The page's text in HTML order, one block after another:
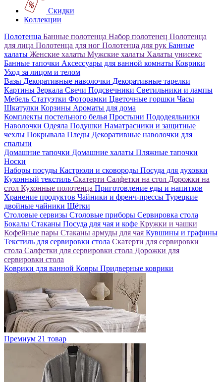
Скидки
Коллекции
Полотенца Банные полотенца Набор полотенец Полотенца
для лица Полотенца для ног Полотенца для рук Банные
халаты Женские халаты Мужские халаты Халаты унисекс
Банные тапочки Аксессуары для ванной комнаты Коврики
Уход за лицом и телом
Вазы Декоративные наволочки Декоративные тарелки
Картины Зеркала Свечи Подсвечники Светильники и лампы
Мебель Статуэтки Фоторамки Цветочные горшки Часы
Шкатулки Корзины Ароматы для дома
Комплекты постельного белья Простыни Пододеяльники
Наволочки Одеяла Подушки Наматрасники и защитные
чехлы Покрывала Пледы Декоративные наволочки для
спальни
Домашние тапочки Домашние халаты Пляжные тапочки
Носки
Наборы посуды Кастрюли и сковороды Посуда для духовки
Кухонный текстиль Скатерти Салфетки на стол Дорожки на
стол Кухонные полотенца Приготовление еды и напитков
Хранение продуктов Чайники и френч-прессы Турецкие
двойные чайники Щётки
Столовые сервизы Столовые приборы Сервировка стола
Бокалы Стаканы Посуда для чая и кофе Кружки и чашки
Кофейные пары Стаканы армуды для чая Кувшины и графины
Текстиль для сервировки стола Скатерти для сервировки
стола Салфетки для сервировки стола Дорожки для
сервировки стола
Коврики для ванной Ковры Придверные коврики
Премиум 21 товар